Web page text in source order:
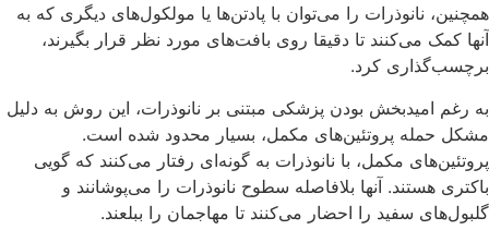
همچنین، نانوذرات را می‌توان با پادتن‌ها یا مولکول‌های دیگری که به
آنها کمک می‌کنند تا دقیقا روی بافت‌های مورد نظر قرار بگیرند،
برچسب‌گذاری کرد.
به رغم امیدبخش بودن پزشکی مبتنی بر نانوذرات، این روش به دلیل
مشکل حمله پروتئین‌های مکمل، بسیار محدود شده است.
پروتئین‌های مکمل، با نانوذرات به ‌گونه‌ای رفتار می‌کنند که گویی
باکتری‌ هستند. آنها بلافاصله سطوح نانوذرات را می‌پوشانند و
گلبول‌های سفید را احضار می‌کنند تا مهاجمان را ببلعند.